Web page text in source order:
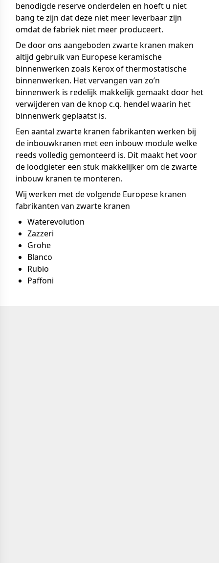
benodigde reserve onderdelen en hoeft u niet
bang te zijn dat deze niet meer leverbaar zijn
omdat de fabriek niet meer produceert.
De door ons aangeboden zwarte kranen maken
altijd gebruik van Europese keramische
binnenwerken zoals Kerox of thermostatische
binnenwerken. Het vervangen van zo’n
binnenwerk is redelijk makkelijk gemaakt door het
verwijderen van de knop c.q. hendel waarin het
binnenwerk geplaatst is.
Een aantal zwarte kranen fabrikanten werken bij
de inbouwkranen met een inbouw module welke
reeds volledig gemonteerd is. Dit maakt het voor
de loodgieter een stuk makkelijker om de zwarte
inbouw kranen te monteren.
Wij werken met de volgende Europese kranen
fabrikanten van zwarte kranen
Waterevolution
Zazzeri
Grohe
Blanco
Rubio
Paffoni